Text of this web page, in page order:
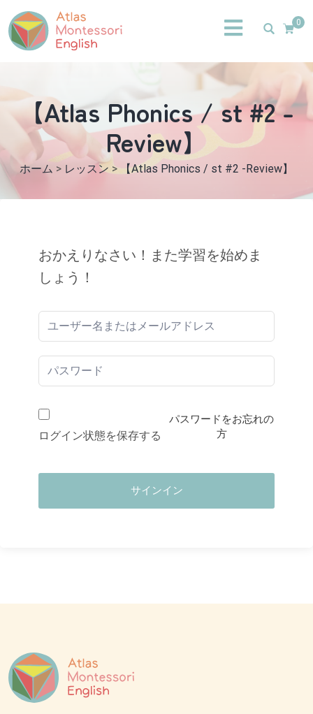
0
【Atlas Phonics / st #2 -
Review】
ホーム > レッスン > 【Atlas Phonics / st #2 -Review】
おかえりなさい！また学習を始めま
しょう！
ログイン状態を保存する
パスワードをお忘れの
方
サインイン